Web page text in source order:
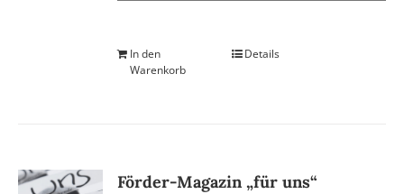
In den
Warenkorb
Details
Förder-Magazin „für uns“